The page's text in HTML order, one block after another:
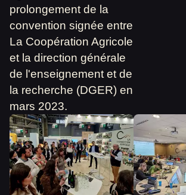
prolongement de la
convention signée entre
La Coopération Agricole
et la direction générale
de l'enseignement et de
la recherche (DGER) en
mars 2023.